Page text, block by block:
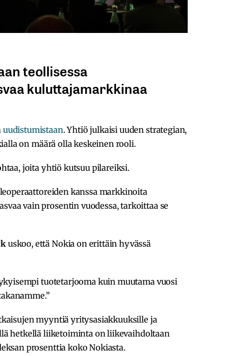
teollisessa
kuluttajamarkkinaa
uudistumistaan. Yhtiö julkaisi uuden strategian,
on määrä olla keskeinen rooli.
joita yhtiö kutsuu pilareiksi.
kanssa markkinoita
vain prosentin vuodessa, tarkoittaa se
uskoo, että Nokia on erittäin hyvässä
tuotetarjooma kuin muutama vuosi
myyntiä yritysasiakkuuksille ja
hetkellä liiketoiminta on liikevaihdoltaan
prosenttia koko Nokiasta.